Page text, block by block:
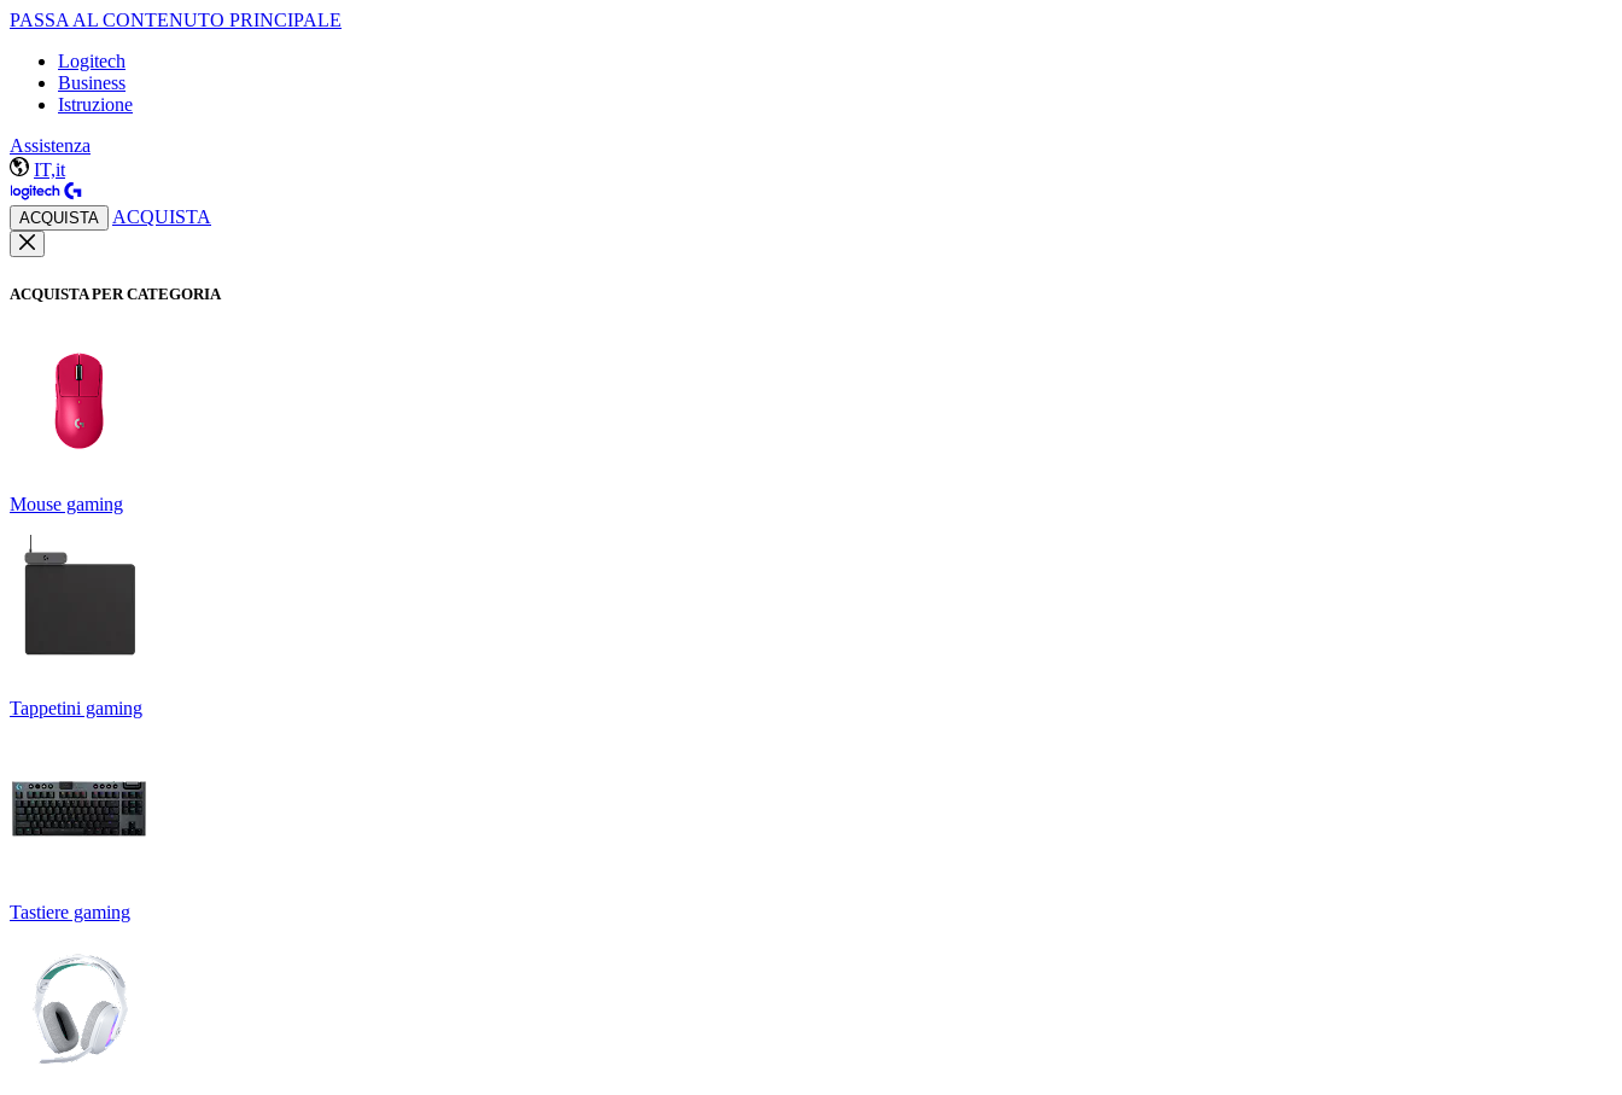
PASSA AL CONTENUTO PRINCIPALE
Logitech
Business
Istruzione
Assistenza
IT,it
ACQUISTA ACQUISTA
ACQUISTA PER CATEGORIA
Mouse gaming
Tappetini gaming
Tastiere gaming